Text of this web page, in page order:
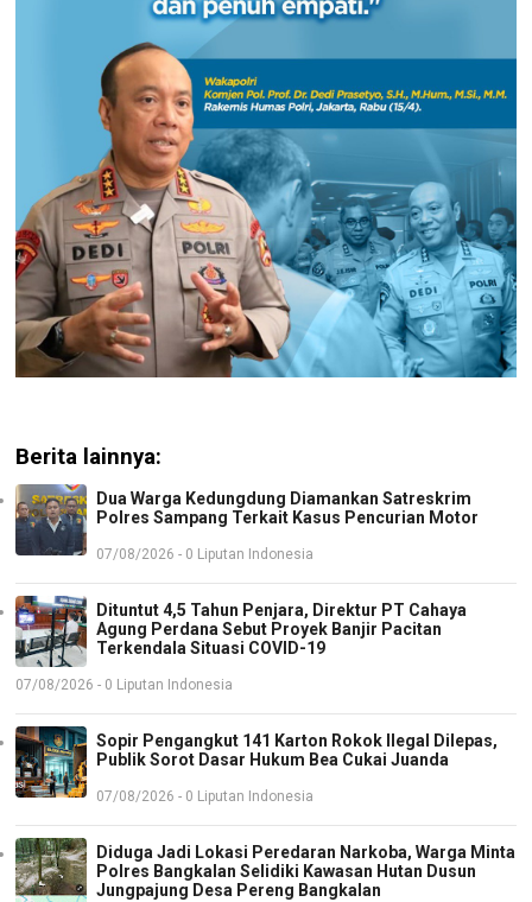
Berita lainnya:
Dua Warga Kedungdung Diamankan Satreskrim
Polres Sampang Terkait Kasus Pencurian Motor
07/08/2026 - 0 Liputan Indonesia
Dituntut 4,5 Tahun Penjara, Direktur PT Cahaya
Agung Perdana Sebut Proyek Banjir Pacitan
Terkendala Situasi COVID-19
07/08/2026 - 0 Liputan Indonesia
Sopir Pengangkut 141 Karton Rokok Ilegal Dilepas,
Publik Sorot Dasar Hukum Bea Cukai Juanda
07/08/2026 - 0 Liputan Indonesia
Diduga Jadi Lokasi Peredaran Narkoba, Warga Minta
Polres Bangkalan Selidiki Kawasan Hutan Dusun
Jungpajung Desa Pereng Bangkalan